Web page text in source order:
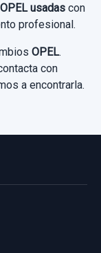
usadas con
profesional.
OPEL.
con
a encontrarla.